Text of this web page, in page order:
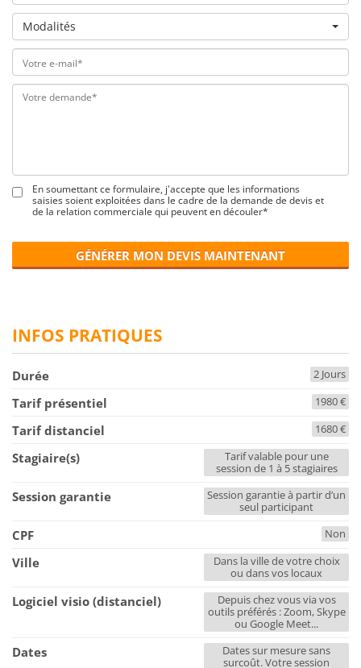
Modalités
En soumettant ce formulaire, j'accepte que les informations
saisies soient exploitées dans le cadre de la demande de devis et
de la relation commerciale qui peuvent en découler*
GÉNÉRER MON DEVIS MAINTENANT
INFOS PRATIQUES
Durée 2 Jours
Tarif présentiel 1980 €
Tarif distanciel 1680 €
Stagiaire(s)
Tarif valable pour une
session de 1 à 5 stagiaires
Session garantie
Session garantie à partir d’un
seul participant
CPF Non
Ville
Dans la ville de votre choix
ou dans vos locaux
Logiciel visio (distanciel)
Depuis chez vous via vos
outils préférés : Zoom, Skype
ou Google Meet...
Dates
Dates sur mesure sans
surcoût. Votre session